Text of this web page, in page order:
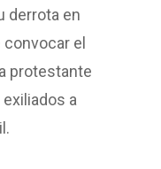
derrota en
el
protestante
a